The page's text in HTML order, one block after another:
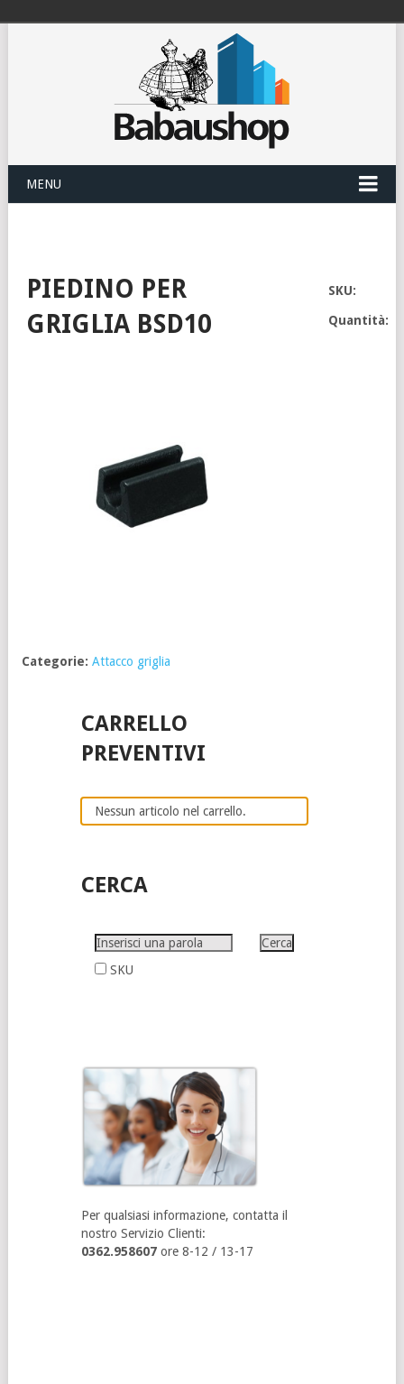
MENU
PIEDINO PER
GRIGLIA BSD10
SKU:
Quantità:
Categorie: Attacco griglia
CARRELLO
PREVENTIVI
Nessun articolo nel carrello.
CERCA
SKU
Per qualsiasi informazione, contatta il
nostro Servizio Clienti:
0362.958607ore 8-12 / 13-17